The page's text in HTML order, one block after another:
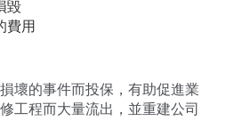
毀
費用
壞的事件而投保，有助促進業
工程而大量流出，並重建公司